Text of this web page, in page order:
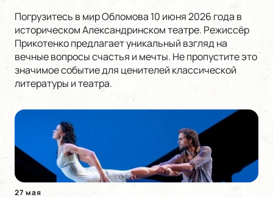
Погрузитесь в мир Обломова 10 июня 2026 года в
историческом Александринском театре. Режиссёр
Прикотенко предлагает уникальный взгляд на
вечные вопросы счастья и мечты. Не пропустите это
значимое событие для ценителей классической
литературы и театра.
27 мая